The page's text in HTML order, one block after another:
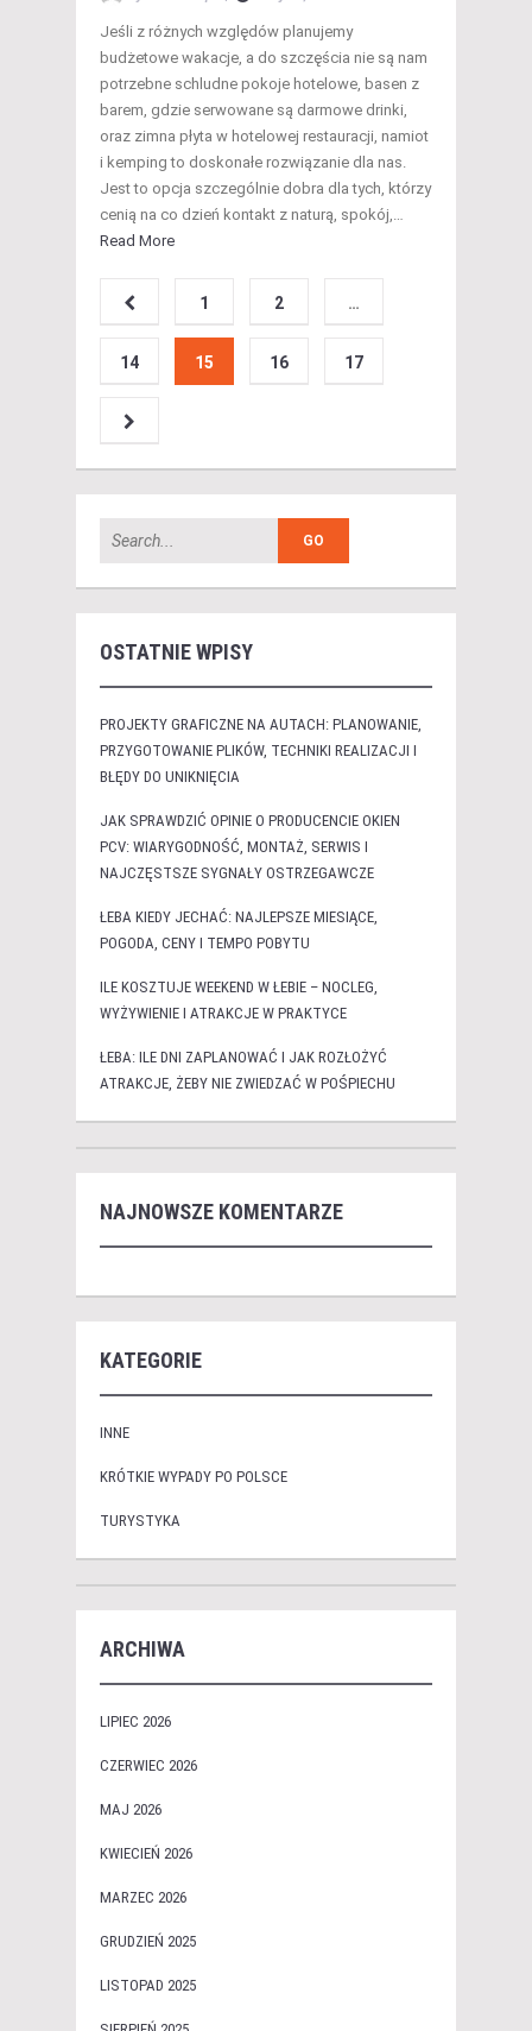
Jeśli z różnych względów planujemy
budżetowe wakacje, a do szczęścia nie są nam
potrzebne schludne pokoje hotelowe, basen z
barem, gdzie serwowane są darmowe drinki,
oraz zimna płyta w hotelowej restauracji, namiot
i kemping to doskonałe rozwiązanie dla nas.
Jest to opcja szczególnie dobra dla tych, którzy
cenią na co dzień kontakt z naturą, spokój,…
Read More
1 2 …
14 15 16 17
OSTATNIE WPISY
PROJEKTY GRAFICZNE NA AUTACH: PLANOWANIE,
PRZYGOTOWANIE PLIKÓW, TECHNIKI REALIZACJI I
BŁĘDY DO UNIKNIĘCIA
JAK SPRAWDZIĆ OPINIE O PRODUCENCIE OKIEN
PCV: WIARYGODNOŚĆ, MONTAŻ, SERWIS I
NAJCZĘSTSZE SYGNAŁY OSTRZEGAWCZE
ŁEBA KIEDY JECHAĆ: NAJLEPSZE MIESIĄCE,
POGODA, CENY I TEMPO POBYTU
ILE KOSZTUJE WEEKEND W ŁEBIE – NOCLEG,
WYŻYWIENIE I ATRAKCJE W PRAKTYCE
ŁEBA: ILE DNI ZAPLANOWAĆ I JAK ROZŁOŻYĆ
ATRAKCJE, ŻEBY NIE ZWIEDZAĆ W POŚPIECHU
NAJNOWSZE KOMENTARZE
KATEGORIE
INNE
KRÓTKIE WYPADY PO POLSCE
TURYSTYKA
ARCHIWA
LIPIEC 2026
CZERWIEC 2026
MAJ 2026
KWIECIEŃ 2026
MARZEC 2026
GRUDZIEŃ 2025
LISTOPAD 2025